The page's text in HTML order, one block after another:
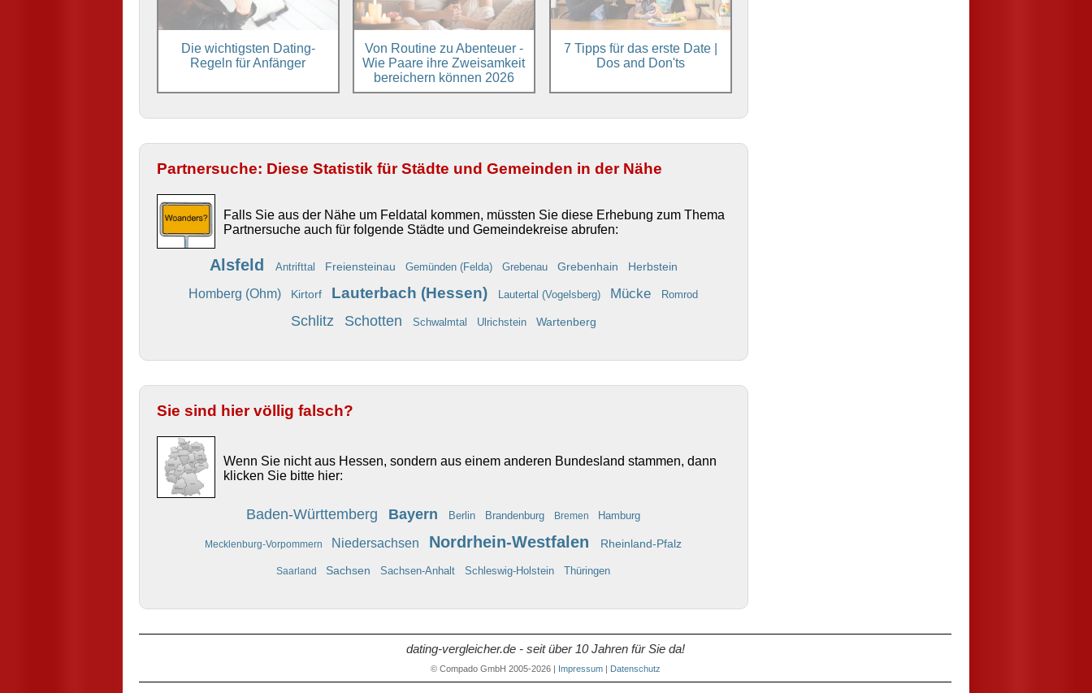
Die wichtigsten Dating-
Regeln für Anfänger
Von Routine zu Abenteuer -
Wie Paare ihre Zweisamkeit
bereichern können 2026
7 Tipps für das erste Date |
Dos and Don'ts
Partnersuche: Diese Statistik für Städte und Gemeinden in der Nähe
Falls Sie aus der Nähe um Feldatal kommen, müssten Sie diese Erhebung zum Thema
Partnersuche auch für folgende Städte und Gemeindekreise abrufen:
Alsfeld Antrifttal Freiensteinau Gemünden (Felda) Grebenau Grebenhain Herbstein
Homberg (Ohm) Kirtorf Lauterbach (Hessen) Lautertal (Vogelsberg) Mücke Romrod
Schlitz Schotten Schwalmtal Ulrichstein Wartenberg
Sie sind hier völlig falsch?
Wenn Sie nicht aus Hessen, sondern aus einem anderen Bundesland stammen, dann
klicken Sie bitte hier:
Baden-Württemberg Bayern Berlin Brandenburg Bremen Hamburg
Mecklenburg-Vorpommern Niedersachsen Nordrhein-Westfalen Rheinland-Pfalz
Saarland Sachsen Sachsen-Anhalt Schleswig-Holstein Thüringen
dating-vergleicher.de - seit über 10 Jahren für Sie da!
© Compado GmbH 2005-2026 | Impressum| Datenschutz